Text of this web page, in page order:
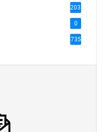
2035
0
735